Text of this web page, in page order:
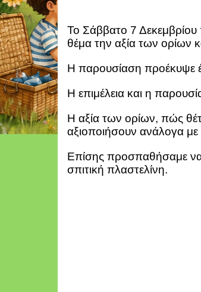
Το Σάββατο 7
θέμα την αξία των ορίων
Η παρουσίαση προέκυψε
Η επιμέλεια και η
Η αξία των ορίων, πώς
αξιοποιήσουν ανάλογα
Επίσης προσπαθήσαμε να
σπιτική πλαστελίνη.